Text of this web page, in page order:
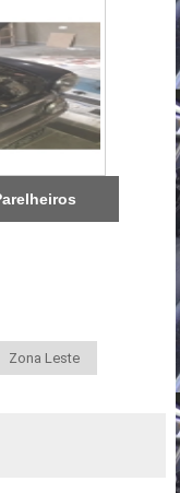
Zona Leste